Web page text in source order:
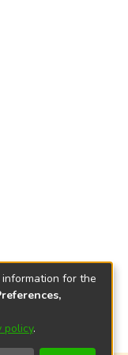
for the
policy.